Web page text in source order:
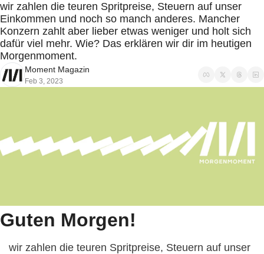
wir zahlen die teuren Spritpreise, Steuern auf unser
Einkommen und noch so manch anderes. Mancher
Konzern zahlt aber lieber etwas weniger und holt sich
dafür viel mehr. Wie? Das erklären wir dir im heutigen
Morgenmoment.
Moment Magazin
Feb 3, 2023
Guten Morgen!
wir zahlen die teuren Spritpreise, Steuern auf unser